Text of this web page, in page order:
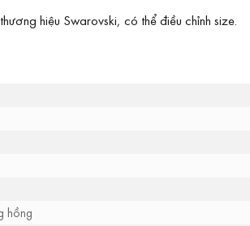
hiệu Swarovski, có thể điều chỉnh size.
hồng